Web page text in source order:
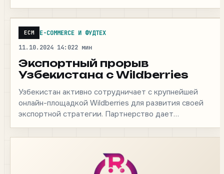
технологическими изменениями и изменением
потребительских…
ECM
E-COMMERCE И ФУДТЕХ
11.10.2024 14:022 мин
Экспортный прорыв
Узбекистана с Wildberries
Узбекистан активно сотрудничает с крупнейшей
онлайн-площадкой Wildberries для развития своей
экспортной стратегии. Партнерство дает
возможность узбекским производителям выйти на
международные рынки. Среди…